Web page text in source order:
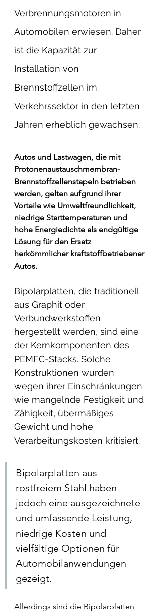
Verbrennungsmotoren in
Automobilen erwiesen. Daher
ist die Kapazität zur
Installation von
Brennstoffzellen im
Verkehrssektor in den letzten
Jahren erheblich gewachsen.
Autos und Lastwagen, die mit
Protonenaustauschmembran-
Brennstoffzellenstapeln betrieben
werden, gelten aufgrund ihrer
Vorteile wie Umweltfreundlichkeit,
niedrige Starttemperaturen und
hohe Energiedichte als endgültige
Lösung für den Ersatz
herkömmlicher kraftstoffbetriebener
Autos.
Bipolarplatten, die traditionell
aus Graphit oder
Verbundwerkstoffen
hergestellt werden, sind eine
der Kernkomponenten des
PEMFC-Stacks. Solche
Konstruktionen wurden
wegen ihrer Einschränkungen
wie mangelnde Festigkeit und
Zähigkeit, übermäßiges
Gewicht und hohe
Verarbeitungskosten kritisiert.
Bipolarplatten aus
rostfreiem Stahl haben
jedoch eine ausgezeichnete
und umfassende Leistung,
niedrige Kosten und
vielfältige Optionen für
Automobilanwendungen
gezeigt.
Allerdings sind die Bipolarplatten